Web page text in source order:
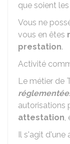
que soient
Vous ne
vous en êtes
prestation.
Activité
Le métier de
réglementée
autorisations
attestation,
Il s'agit d'une